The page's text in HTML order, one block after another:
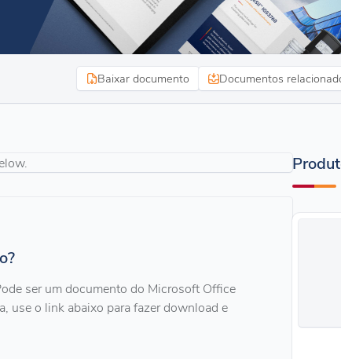
Baixar documento Documentos
ser um documento do Microsoft Office
use o link abaixo para fazer download e